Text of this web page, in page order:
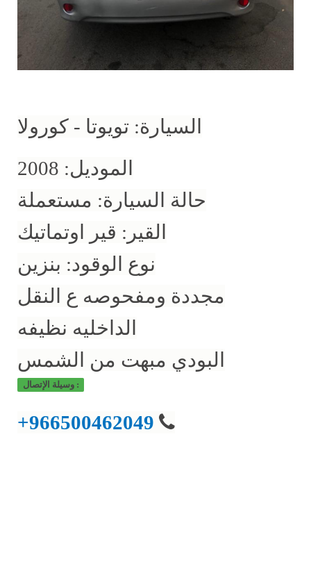
السيارة: تويوتا - كورولا
الموديل: 2008
حالة السيارة: مستعملة
القير: قير اوتماتيك
نوع الوقود: بنزين
مجددة ومفحوصه ع النقل
الداخليه نظيفه
البودي مبهت من الشمس
وسيلة الإتصال :
+966500462049